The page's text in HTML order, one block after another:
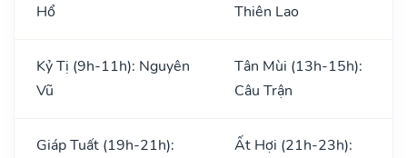
Hổ
Thiên Lao
Kỷ Tị (9h-11h): Nguyên
Vũ
Tân Mùi (13h-15h):
Câu Trận
Giáp Tuất (19h-21h):
Ất Hợi (21h-23h):